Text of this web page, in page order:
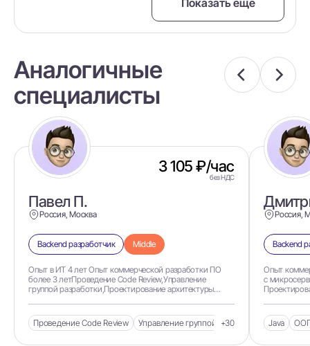
Показать еще
Аналогичные
специалисты
Павел П.
Россия, Москва
3 105 ₽/час
без НДС
Backend разработчик Middle
Опыт в ИТ 4 лет Опыт коммерческой разработки ПО
более 3 летПроведение Code Review,Управление
группой разработки,Проектирование архитектуры
Проведение Code Review Управление группой разработки
+30
Россия,
Backend
Опыт
с
Java